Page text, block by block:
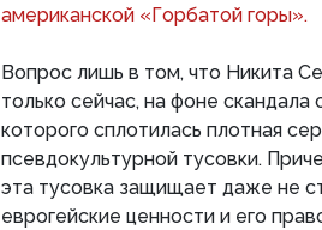
американской «Горбатой горы».
Вопрос лишь в том, что Никита
только сейчас, на фоне
которого сплотилась плотная
псевдокультурной тусовки.
эта тусовка защищает даже не
еврогейские ценности и его